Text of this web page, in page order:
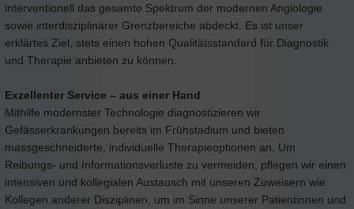
interventionell das gesamte Spektrum der modernen Angiologie
sowie interdisziplinärer Grenzbereiche abdeckt. Es ist unser
erklärtes Ziel, stets einen hohen Qualitätsstandard für Diagnostik
und Therapie anbieten zu können.
Exzellenter Service – aus einer Hand
Mithilfe modernster Technologie diagnostizieren wir
Gefässerkrankungen bereits im Frühstadium und bieten
massgeschneiderte, individuelle Therapieoptionen an. Um
Reibungs- und Informationsverluste zu vermeiden, pflegen wir einen
intensiven und kollegialen Austausch mit unseren Zuweisern wie
Kollegen anderer Disziplinen, um im Sinne unserer Patientinnen und